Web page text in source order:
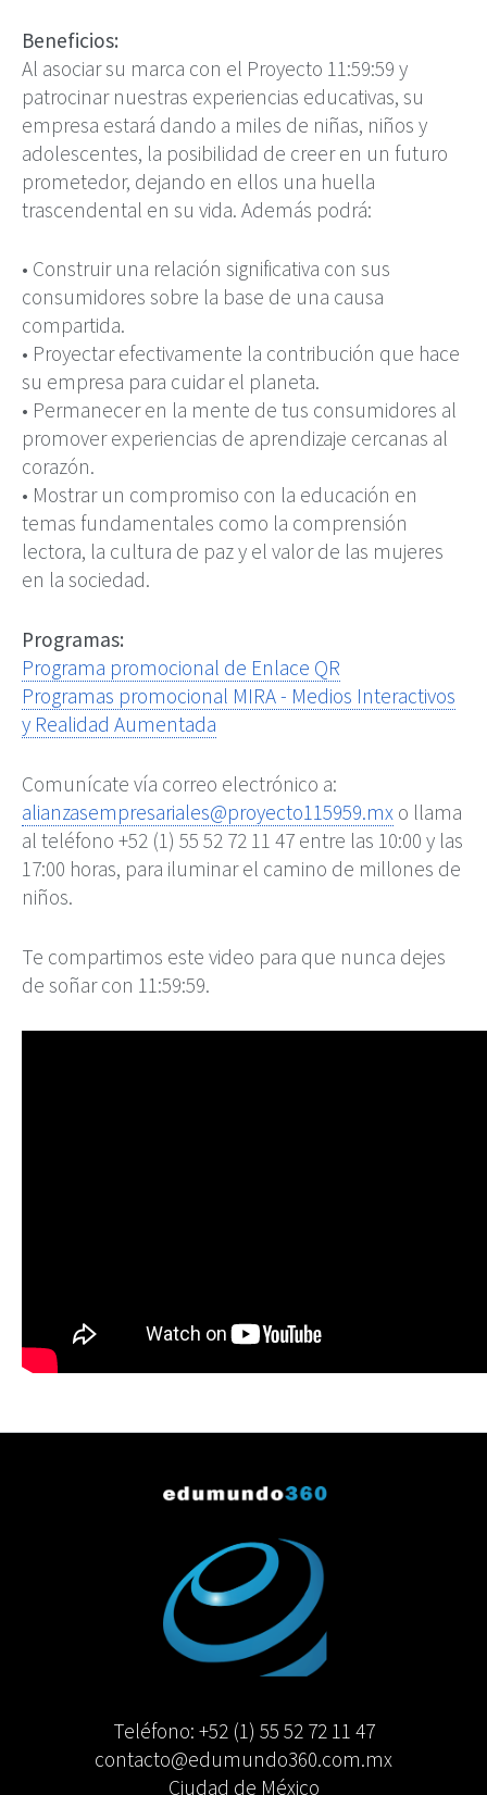
Beneficios:
Al asociar su marca con el Proyecto 11:59:59 y
patrocinar nuestras experiencias educativas, su
empresa estará dando a miles de niñas, niños y
adolescentes, la posibilidad de creer en un futuro
prometedor, dejando en ellos una huella
trascendental en su vida. Además podrá:
• Construir una relación significativa con sus
consumidores sobre la base de una causa
compartida.
• Proyectar efectivamente la contribución que hace
su empresa para cuidar el planeta.
• Permanecer en la mente de tus consumidores al
promover experiencias de aprendizaje cercanas al
corazón.
• Mostrar un compromiso con la educación en
temas fundamentales como la comprensión
lectora, la cultura de paz y el valor de las mujeres
en la sociedad.
Programas:
Programa promocional de Enlace QR
Programas promocional MIRA - Medios Interactivos
y Realidad Aumentada
Comunícate vía correo electrónico a:
alianzasempresariales@proyecto115959.mx o llama
al teléfono +52 (1) 55 52 72 11 47 entre las 10:00 y las
17:00 horas, para iluminar el camino de millones de
niños.
Te compartimos este video para que nunca dejes
de soñar con 11:59:59.
Teléfono: +52 (1) 55 52 72 11 47
contacto@edumundo360.com.mx
Ciudad de México